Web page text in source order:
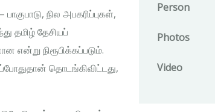
நில அபகரிப்புகள்,
தமிழ் தேசியப்
நிரூபிக்கப்படும்.
தொடங்கிவிட்டது,
Person
Photos
Video